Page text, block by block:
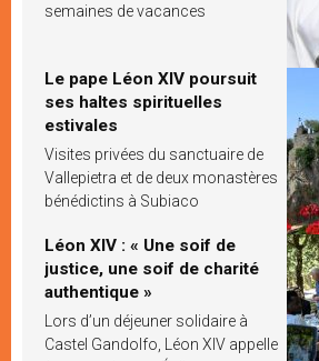
semaines de vacances
Le pape Léon XIV poursuit
ses haltes spirituelles
estivales
Visites privées du sanctuaire de
Vallepietra et de deux monastères
bénédictins à Subiaco
Léon XIV : « Une soif de
justice, une soif de charité
authentique »
Lors d’un déjeuner solidaire à
Castel Gandolfo, Léon XIV appelle